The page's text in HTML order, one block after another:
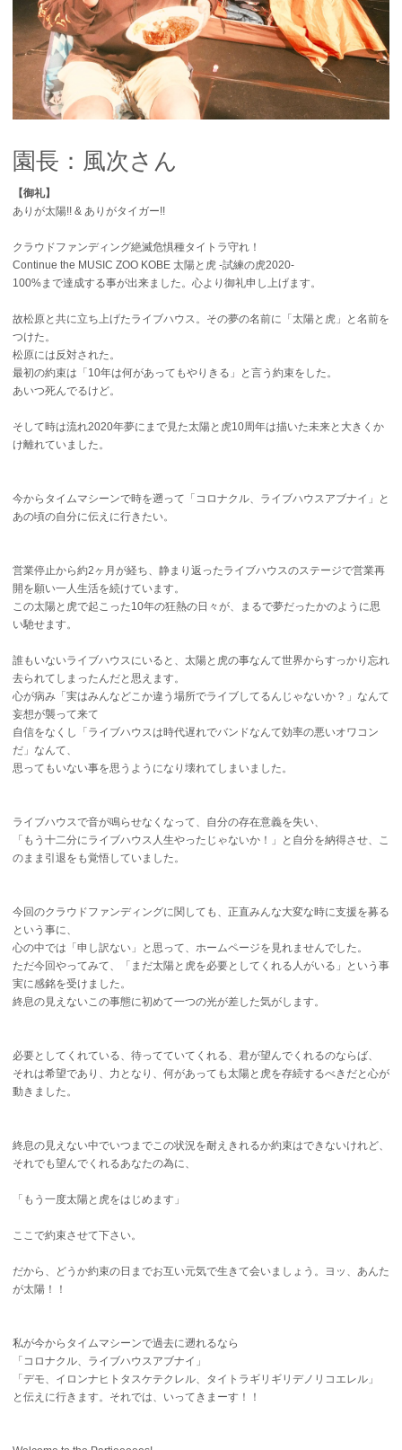
園長：風次さん
【御礼】
ありが太陽!! & ありがタイガー!!
クラウドファンディング絶滅危惧種タイトラ守れ！
Continue the MUSIC ZOO KOBE 太陽と虎 -試練の虎2020-
100%まで達成する事が出来ました。心より御礼申し上げます。
故松原と共に立ち上げたライブハウス。その夢の名前に「太陽と虎」と名前を
つけた。
松原には反対された。
最初の約束は「10年は何があってもやりきる」と言う約束をした。
あいつ死んでるけど。
そして時は流れ2020年夢にまで見た太陽と虎10周年は描いた未来と大きくか
け離れていました。
今からタイムマシーンで時を遡って「コロナクル、ライブハウスアブナイ」と
あの頃の自分に伝えに行きたい。
営業停止から約2ヶ月が経ち、静まり返ったライブハウスのステージで営業再
開を願い一人生活を続けています。
この太陽と虎で起こった10年の狂熱の日々が、まるで夢だったかのように思
い馳せます。
誰もいないライブハウスにいると、太陽と虎の事なんて世界からすっかり忘れ
去られてしまったんだと思えます。
心が病み「実はみんなどこか違う場所でライブしてるんじゃないか？」なんて
妄想が襲って来て
自信をなくし「ライブハウスは時代遅れでバンドなんて効率の悪いオワコン
だ」なんて、
思ってもいない事を思うようになり壊れてしまいました。
ライブハウスで音が鳴らせなくなって、自分の存在意義を失い、
「もう十二分にライブハウス人生やったじゃないか！」と自分を納得させ、こ
のまま引退をも覚悟していました。
今回のクラウドファンディングに関しても、正直みんな大変な時に支援を募る
という事に、
心の中では「申し訳ない」と思って、ホームページを見れませんでした。
ただ今回やってみて、「まだ太陽と虎を必要としてくれる人がいる」という事
実に感銘を受けました。
終息の見えないこの事態に初めて一つの光が差した気がします。
必要としてくれている、待ってていてくれる、君が望んでくれるのならば、
それは希望であり、力となり、何があっても太陽と虎を存続するべきだと心が
動きました。
終息の見えない中でいつまでこの状況を耐えきれるか約束はできないけれど、
それでも望んでくれるあなたの為に、
「もう一度太陽と虎をはじめます」
ここで約束させて下さい。
だから、どうか約束の日までお互い元気で生きて会いましょう。ヨッ、あんた
が太陽！！
私が今からタイムマシーンで過去に遡れるなら
「コロナクル、ライブハウスアブナイ」
「デモ、イロンナヒトタスケテクレル、タイトラギリギリデノリコエレル」
と伝えに行きます。それでは、いってきまーす！！